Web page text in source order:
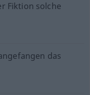
Fiktion solche
das